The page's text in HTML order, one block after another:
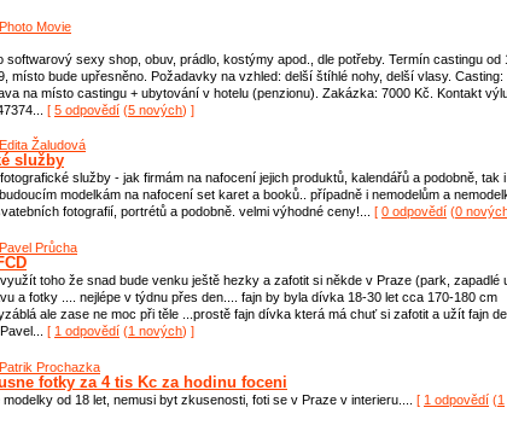
Photo Movie
softwarový sexy shop, obuv, prádlo, kostýmy apod., dle potřeby. Termín castingu od
místo bude upřesněno. Požadavky na vzhled: delší štíhlé nohy, delší vlasy. Casting:
na místo castingu + ubytování v hotelu (penzionu). Zakázka: 7000 Kč. Kontakt
[ 5 odpovědí (5 nových) ]
Edita Žaludová
služby
služby - jak firmám na nafocení jejich produktů, kalendářů a podobně, tak i
modelkám na nafocení set karet a booků.. případně i nemodelům a
fotografií, portrétů a podobně. velmi výhodné ceny!... [ 0 odpovědí (0
Pavel Průcha
toho že snad bude venku ještě hezky a zafotit si někde v Praze (park, zapadlé
a fotky .... nejlépe v týdnu přes den.... fajn by byla dívka 18-30 let cca 170-180 cm
ale zase ne moc při těle ...prostě fajn dívka která má chuť si zafotit a užít fajn
[ 1 odpovědí (1 nových) ]
Patrik Prochazka
fotky za 4 tis Kc za hodinu foceni
modelky od 18 let, nemusi byt zkusenosti, foti se v Praze v interieru.... [ 1 odpovědí (1